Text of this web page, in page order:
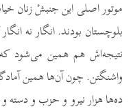
موتور اصلی این جنبشْ زنان
بلوچستان بودند. انگار نه
نتیجه‌اش هم همین می‌شود
واشنگتن. چون آن‌ها همین
ده‌ها هزار نیرو و حزب و دسته